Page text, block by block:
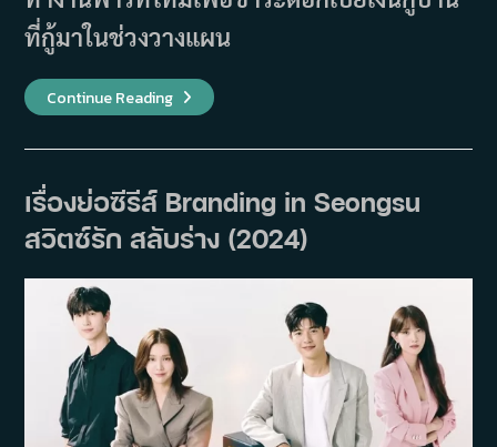
ที่กู้มาในช่วงวางแผน
Continue Readingเรื่อง
ย่อ
Sorry
(2024)
เรื่องย่อซีรีส์ Branding in Seongsu
สวิตซ์รัก สลับร่าง (2024)